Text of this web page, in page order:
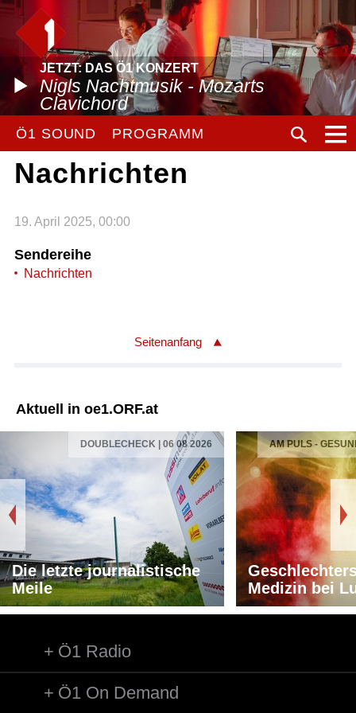
JETZT: DAS Ö1 KONZERT
Nigls Nachtmusik - Mozarts
Clavichord
Ö1 SOUND PROGRAMM
Nachrichten
19. April 2025, 00:00
Sendereihe
Nachrichten
Seitenanfang
Aktuell in oe1.ORF.at
DOUBLECHECK | 06 08 2026
Die letzte journalistische
Meile
AM PULS -
Medizin bei
Ö1 Radio
Ö1 On Demand